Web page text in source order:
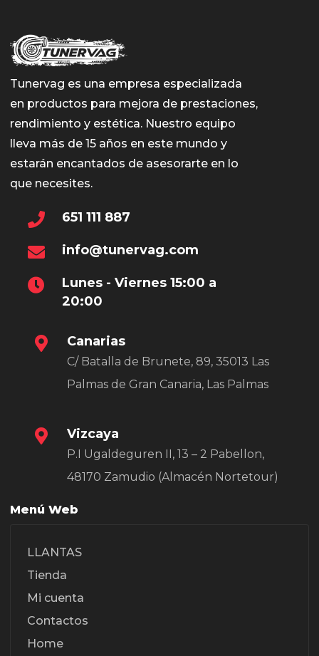
Tunervag es una empresa especializada
en productos para mejora de prestaciones,
rendimiento y estética. Nuestro equipo
lleva más de 15 años en este mundo y
estarán encantados de asesorarte en lo
que necesites.
651 111 887
info@tunervag.com
Lunes - Viernes 15:00 a
20:00
Canarias
C/ Batalla de Brunete, 89, 35013 Las
Palmas de Gran Canaria, Las Palmas
Vizcaya
P.I Ugaldeguren II, 13 – 2 Pabellon,
48170 Zamudio (Almacén Nortetour)
Menú Web
LLANTAS
Tienda
Mi cuenta
Contactos
Home